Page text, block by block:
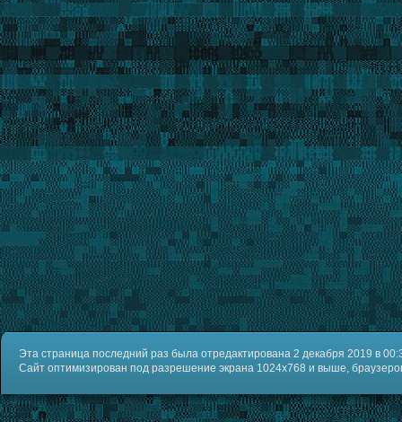
Эта страница последний раз была отредактирована 2 декабря 2019 в
Сайт оптимизирован под разрешение экрана 1024x768 и выше,